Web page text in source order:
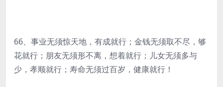
66、事业无须惊天地，有成就行；金钱无须取不尽，够
花就行；朋友无须形不离，想着就行；儿女无须多与
少，孝顺就行；寿命无须过百岁，健康就行！